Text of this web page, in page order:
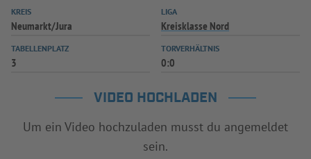
KREIS
Neumarkt/Jura
LIGA
Kreisklasse Nord
TABELLENPLATZ
3
TORVERHÄLTNIS
0:0
VIDEO HOCHLADEN
Um ein Video hochzuladen musst du angemeldet
sein.